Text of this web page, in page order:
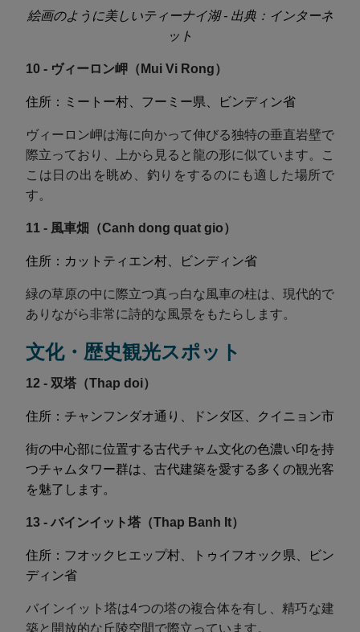
絵画のように美しいティーナイ湖 - 出典：インターネ
ット
10 - ヴィーロン岬（Mui Vi Rong）
住所：ミートー村、フーミー県、ビンディン省
ヴィーロン岬は海に向かって伸びる独特の垂直岩壁で
際立っており、上から見ると龍の形に似ています。こ
こは日の出を眺め、釣りをするのにも適した場所で
す。
11 - 風車畑（Canh dong quat gio）
住所：カットティエン村、ビンディン省
緑の草原の中に際立つ真っ白な風車の柱は、現代的で
ありながら非常に詩的な風景をもたらします。
文化・歴史観光スポット
12 - 双塔（Thap doi）
住所：チャンフンダオ通り、ドンダ区、クイニョン市
街の中心部に位置する古代チャム文化の色濃い印を持
つチャムタワー群は、古代建築を愛する多くの観光客
を魅了します。
13 - バインイット塔（Thap Banh It）
住所：フオックヒエップ村、トゥイフオック県、ビン
ディン省
バインイット塔は4つの塔の複合体を有し、精巧な建
築と開放的な丘陵空間で際立っています。